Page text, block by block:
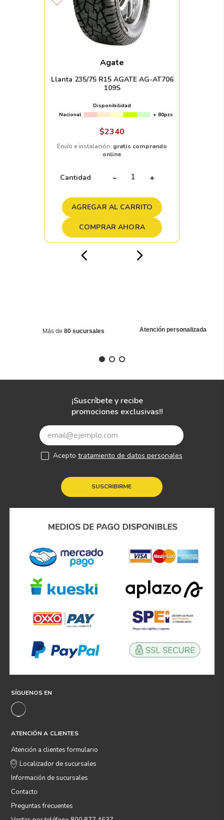
Agate
Llanta 235/75 R15 AGATE AG-AT706
109S
Disponibilidad
Nacional
+ 80pzs
$2340
Envío e instalación, gratis comprando
online
Cantidad ＋
－
AGREGAR AL CARRITO
COMPRAR AHORA
Más de 80 sucursales Atención personalizada
¡Suscríbete y recibe
promociones exclusivas!!
SUSCRIBIRME
Acepto tratamiento de datos personales
SÍGUENOS EN
ATENCIÓN A CLIENTES
Atención a clientes formulario
Localizador de sucursales
Información de sucursales
Contacto
Preguntas frecuentes